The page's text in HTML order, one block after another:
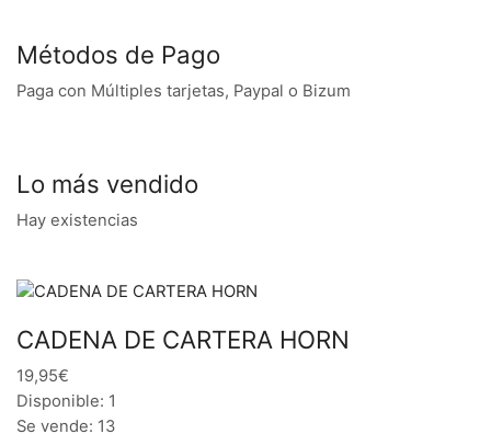
Métodos de Pago
Paga con Múltiples tarjetas, Paypal o Bizum
Lo más vendido
Hay existencias
CADENA DE CARTERA HORN
19,95€
Disponible: 1
Se vende: 13